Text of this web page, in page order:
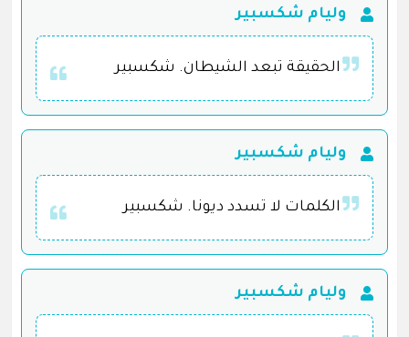
وليام شكسبير
الحقيقة تبعد الشيطان. شكسبير
وليام شكسبير
الكلمات لا تسدد ديونا. شكسبير
وليام شكسبير